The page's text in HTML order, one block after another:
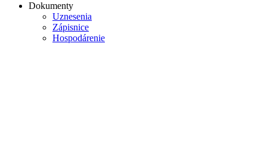
Dokumenty
Uznesenia
Zápisnice
Hospodárenie